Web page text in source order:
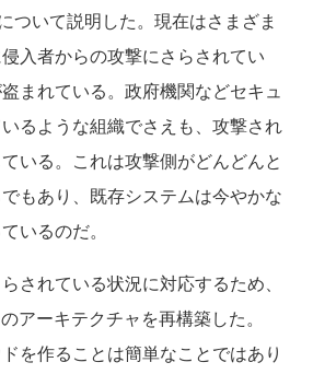
ついて説明した。現在はさまざま
入者からの攻撃にさらされてい
まれている。政府機関などセキュ
るような組織でさえも、攻撃され
いる。これは攻撃側がどんどんと
もあり、既存システムは今やかな
いるのだ。
されている状況に対応するため、
アーキテクチャを再構築した。
を作ることは簡単なことではあり